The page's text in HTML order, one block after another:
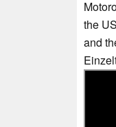
the
and